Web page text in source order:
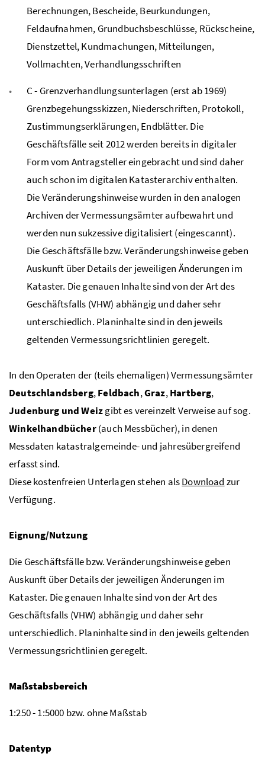
Berechnungen, Bescheide, Beurkundungen,
Feldaufnahmen, Grundbuchsbeschlüsse, Rückscheine,
Dienstzettel, Kundmachungen, Mitteilungen,
Vollmachten, Verhandlungsschriften
C - Grenzverhandlungsunterlagen (erst ab 1969)
Grenzbegehungsskizzen, Niederschriften, Protokoll,
Zustimmungserklärungen, Endblätter. Die
Geschäftsfälle seit 2012 werden bereits in digitaler
Form vom Antragsteller eingebracht und sind daher
auch schon im digitalen Katasterarchiv enthalten.
Die Veränderungshinweise wurden in den analogen
Archiven der Vermessungsämter aufbewahrt und
werden nun sukzessive digitalisiert (eingescannt).
Die Geschäftsfälle bzw. Veränderungshinweise geben
Auskunft über Details der jeweiligen Änderungen im
Kataster. Die genauen Inhalte sind von der Art des
Geschäftsfalls (VHW) abhängig und daher sehr
unterschiedlich. Planinhalte sind in den jeweils
geltenden Vermessungsrichtlinien geregelt.
In den Operaten der (teils ehemaligen) Vermessungsämter
Deutschlandsberg,Feldbach,Graz,Hartberg,
Judenburg und Weizgibt es vereinzelt Verweise auf sog.
Winkelhandbücher(auch Messbücher), in denen
Messdaten katastralgemeinde- und jahresübergreifend
erfasst sind.
Diese kostenfreien Unterlagen stehen alsDownload zur
Verfügung.
Eignung/Nutzung
Die Geschäftsfälle bzw. Veränderungshinweise geben
Auskunft über Details der jeweiligen Änderungen im
Kataster. Die genauen Inhalte sind von der Art des
Geschäftsfalls (VHW) abhängig und daher sehr
unterschiedlich. Planinhalte sind in den jeweils geltenden
Vermessungsrichtlinien geregelt.
Maßstabsbereich
1:250 - 1:5000 bzw. ohne Maßstab
Datentyp